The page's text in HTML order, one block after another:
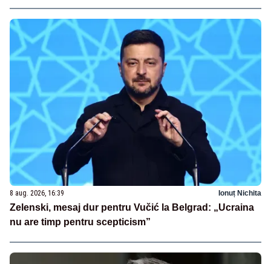
8 aug. 2026, 16:39 Ionuț Nichita
Zelenski, mesaj dur pentru Vučić la Belgrad: „Ucraina
nu are timp pentru scepticism”